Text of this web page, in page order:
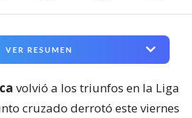
VER RESUMEN
volvió a los triunfos en la Liga
cruzado derrotó este viernes